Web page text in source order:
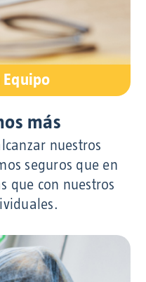
más
nuestros
seguros que en
que con nuestros